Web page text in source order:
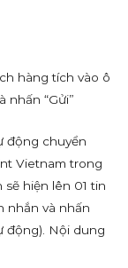
hàng tích vào ô
nhấn “Gửi”
động chuyển
Vietnam trong
hiện lên 01 tin
nhắn và nhấn
động). Nội dung